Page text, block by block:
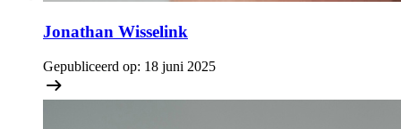
Jonathan Wisselink
Gepubliceerd op: 18 juni 2025